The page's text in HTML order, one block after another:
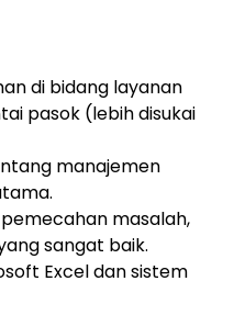
di bidang layanan
pasok (lebih disukai
manajemen
masalah,
sangat baik.
Excel dan sistem